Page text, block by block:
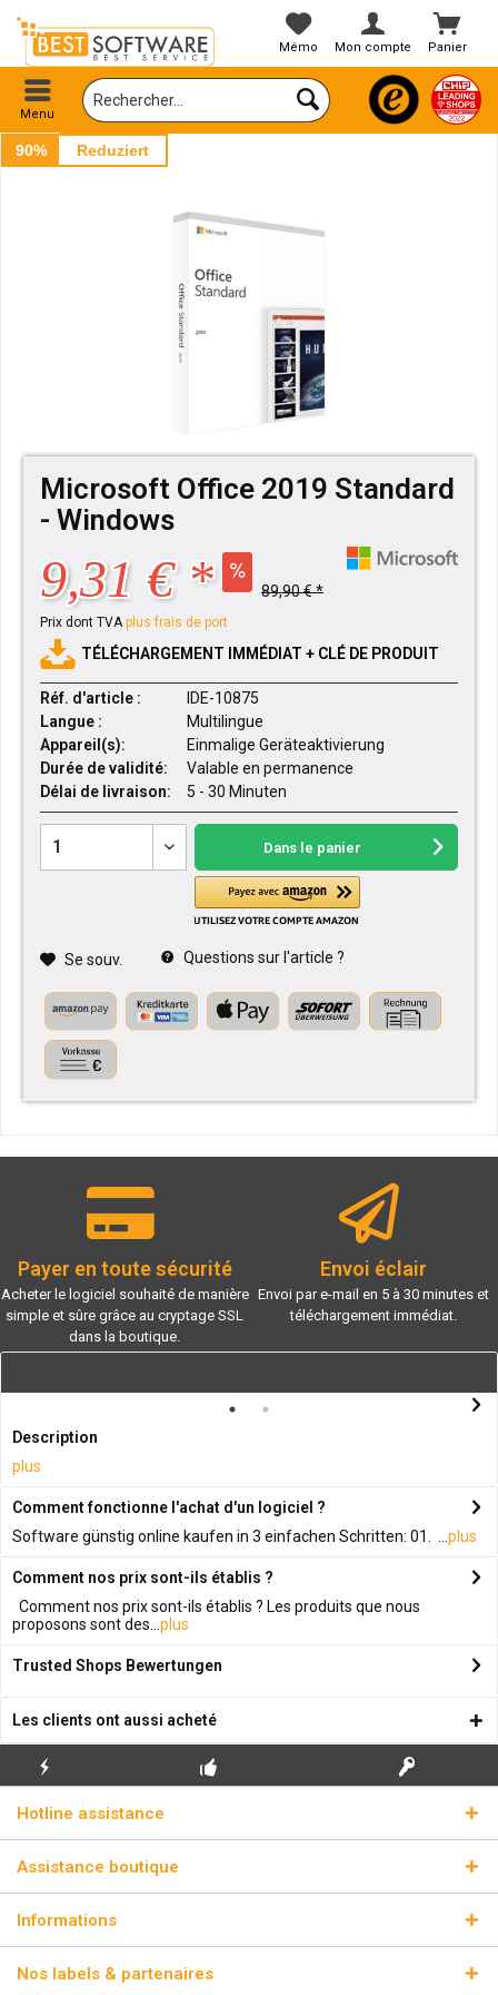
Panier
Mémo Mon compte
Menu
90% Reduziert
Microsoft Office 2019 Standard
- Windows
9,31 € * 89,90 € *
Prix dont TVAplus frais de port
TÉLÉCHARGEMENT IMMÉDIAT + CLÉ DE PRODUIT
Réf. d'article :
IDE-10875
Langue :
Multilingue
Appareil(s):
Einmalige Geräteaktivierung
Durée de validité:
Valable en permanence
Délai de livraison:
5 - 30 Minuten
Dans le panier
Se souv. Questions sur l'article ?
Payer en toute sécurité
Acheter le logiciel souhaité de manière
simple et sûre grâce au cryptage SSL
dans la boutique.
Envoi éclair
Envoi par e-mail en 5 à 30 minutes et
téléchargement immédiat.
Description
plus
Comment fonctionne l'achat d'un logiciel ?
Software günstig online kaufen in 3 einfachen Schritten: 01. ... plus
Comment nos prix sont-ils établis ?
Comment nos prix sont-ils établis ? Les produits que nous
proposons sont des... plus
Trusted Shops Bewertungen
Les clients ont aussi acheté
ÉCLAIR
Hotline assistance
Assistance boutique
Informations
Nos labels & partenaires